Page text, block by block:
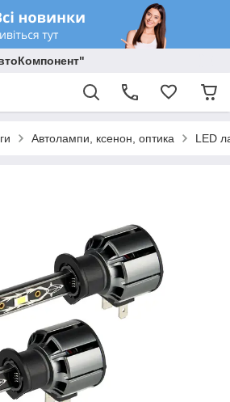
Автолампи, ксенон, оптика LED